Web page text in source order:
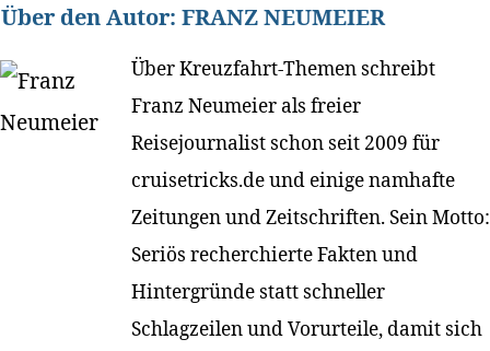
Über den Autor: FRANZ NEUMEIER
Über Kreuzfahrt-Themen schreibt
Franz Neumeier als freier
Reisejournalist schon seit 2009 für
cruisetricks.de und einige namhafte
Zeitungen und Zeitschriften. Sein Motto:
Seriös recherchierte Fakten und
Hintergründe statt schneller
Schlagzeilen und Vorurteile, damit sich